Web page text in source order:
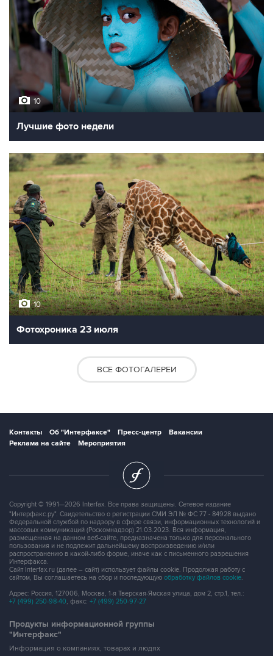
10
Лучшие фото недели
10
Фотохроника 23 июля
ВСЕ ФОТОГАЛЕРЕИ
Контакты Об "Интерфаксе" Пресс-центр
Вакансии
Реклама на сайте
Мероприятия
Copyright © 1991—2026 Interfax. Все права защищены. Сетевое издание
"Интерфакс.ру". Свидетельство о регистрации СМИ ЭЛ № ФС 77 - 84928 выдано
Федеральной службой по надзору в сфере связи, информационных технологий и
массовых коммуникаций (Роскомнадзор) 21.03.2023. Вся информация,
размещенная на данном веб-сайте, предназначена только для персонального
пользования и не подлежит дальнейшему воспроизведению и/или
распространению в какой-либо форме, иначе как с письменного разрешения
Интерфакса.
Сайт Interfax.ru (далее – сайт) использует файлы cookie. Продолжая работу с
сайтом, Вы соглашаетесь на сбор и последующую обработку файлов cookie.
Адрес: Россия, 127006, Москва, 1-я Тверская-Ямская улица, дом 2, стр.1, тел.:
+7 (499) 250-98-40, факс: +7 (499) 250-97-27
Продукты информационной группы
"Интерфакс"
Информация о компаниях, товарах и людях